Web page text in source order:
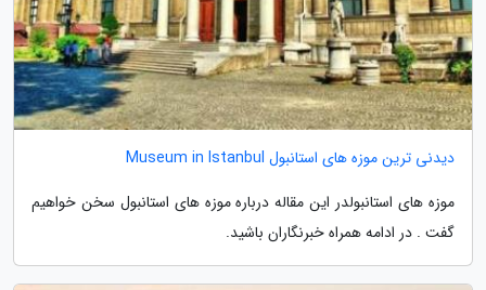
دیدنی ترین موزه های استانبول Museum in Istanbul
موزه های استانبولدر این مقاله درباره موزه های استانبول سخن خواهیم
گفت . در ادامه همراه خبرنگاران باشید.